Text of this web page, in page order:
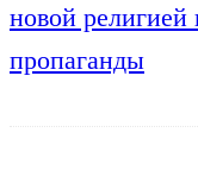
новой
пропаганды